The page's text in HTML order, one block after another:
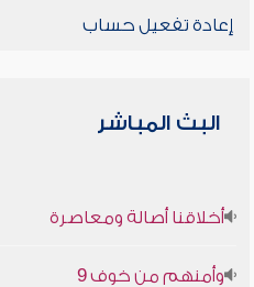
إعادة تفعيل حساب
البث المباشر
أخلاقنا أصالة ومعاصرة
وأمنهم من خوف 9